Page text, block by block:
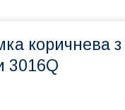
коричнева з
3016Q